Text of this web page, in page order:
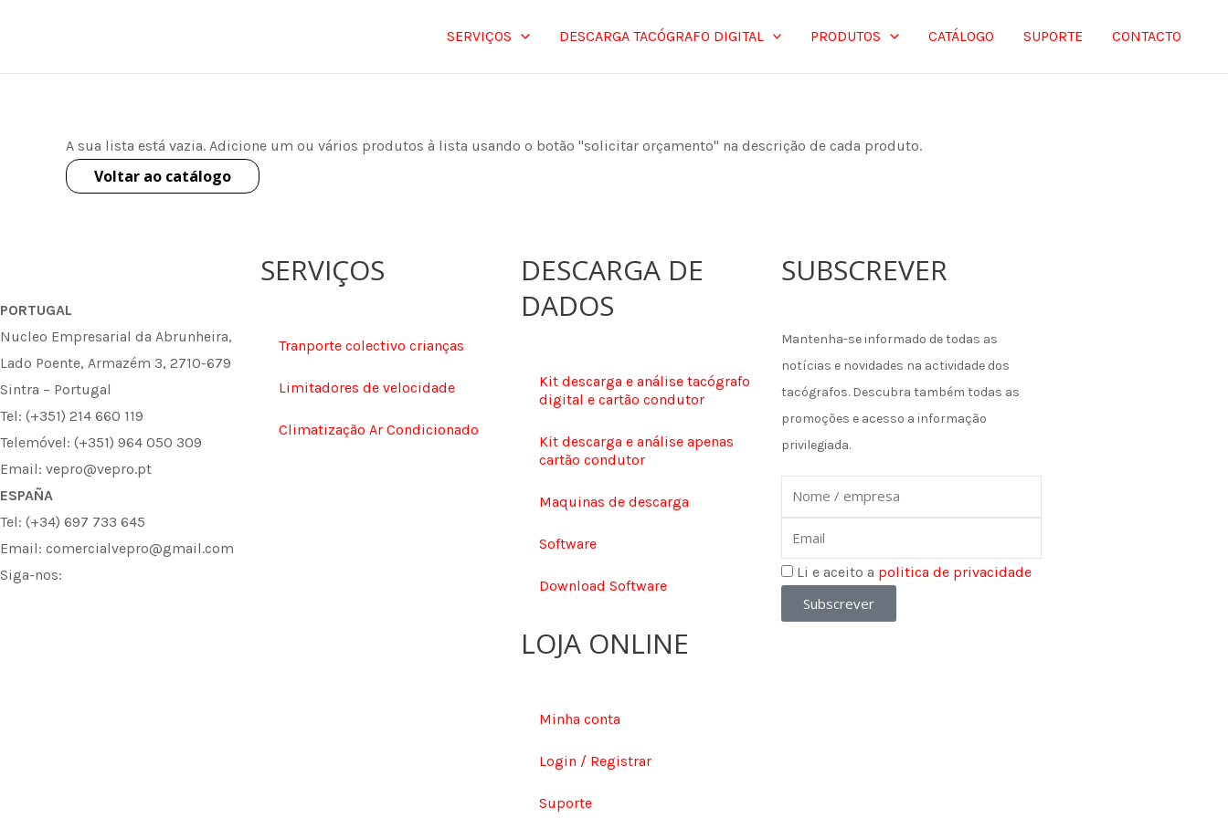
SERVIÇOS DESCARGA TACÓGRAFO DIGITAL PRODUTOS CATÁLOGO SUPORTE CONTACTO
A sua lista está vazia. Adicione um ou vários produtos à lista usando o botão "solicitar orçamento" na descrição de cada produto.
Voltar ao catálogo
PORTUGAL
Nucleo Empresarial da Abrunheira,
Lado Poente, Armazém 3, 2710-679
Sintra – Portugal
Tel: (+351) 214 660 119
Telemóvel: (+351) 964 050 309
Email: vepro@vepro.pt
ESPAÑA
Tel: (+34) 697 733 645
Email: comercialvepro@gmail.com
Siga-nos:
SERVIÇOS
Tranporte colectivo crianças
Limitadores de velocidade
Climatização Ar Condicionado
DESCARGA DE
DADOS
Kit descarga e análise tacógrafo
digital e cartão condutor
Kit descarga e análise apenas
cartão condutor
Maquinas de descarga
Software
Download Software
LOJA ONLINE
Minha conta
Login / Registrar
Suporte
SUBSCREVER
Mantenha-se informado de todas as
notícias e novidades na actividade dos
tacógrafos. Descubra também todas as
promoções e acesso a informação
privilegiada.
Nome
Li e aceito a politica de privacidade
Subscrever